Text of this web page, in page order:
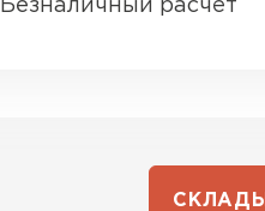
Безналичный расчёт
СКЛАДЫ